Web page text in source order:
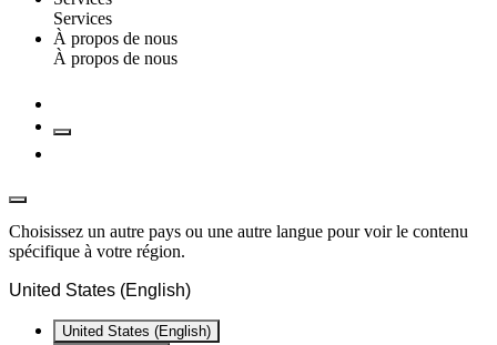
Services
À propos de nous
À propos de nous
Choisissez un autre pays ou une autre langue pour voir le contenu
spécifique à votre région.
United States (English)
United States (English)